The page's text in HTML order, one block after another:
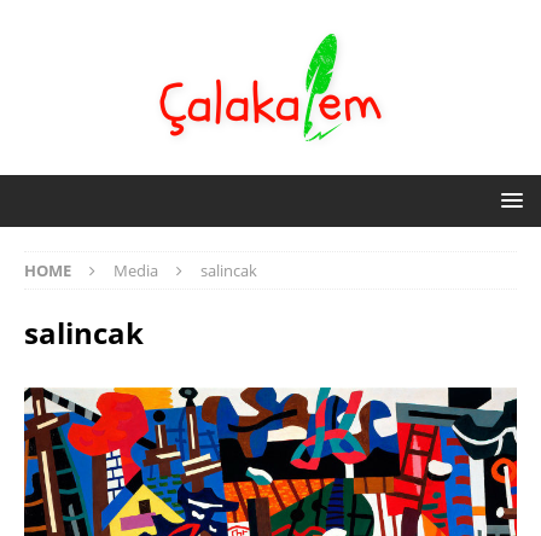
HOME Media salincak
salincak